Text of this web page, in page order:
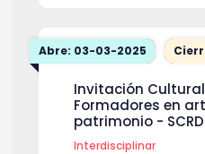
Abre: 03-03-2025
Invitación
Formadores en
patrimonio - SCRD
Interdisciplinar